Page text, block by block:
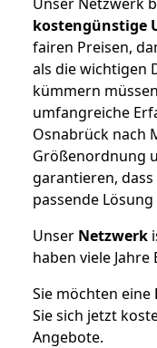
kostengünstige
fairen Preisen,
als die wichtigen
kümmern
umfangreiche
Osnabrück nach
Größenordnung
garantieren,
passende
Unser Netzwerk
haben viele
Sie möchten eine
Sie sich jetzt
Angebote.